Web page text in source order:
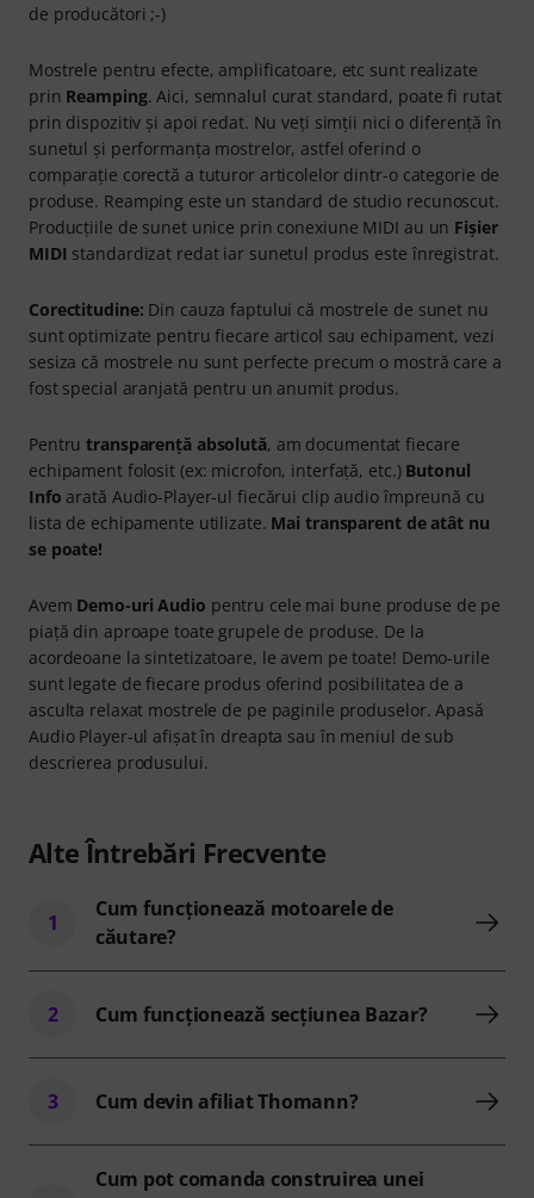
de producători ;-)
Mostrele pentru efecte, amplificatoare, etc sunt realizate
prin Reamping. Aici, semnalul curat standard, poate fi rutat
prin dispozitiv și apoi redat. Nu veți simții nici o diferență în
sunetul și performanța mostrelor, astfel oferind o
comparație corectă a tuturor articolelor dintr-o categorie de
produse. Reamping este un standard de studio recunoscut.
Producțiile de sunet unice prin conexiune MIDI au un Fișier
MIDI standardizat redat iar sunetul produs este înregistrat.
Corectitudine: Din cauza faptului că mostrele de sunet nu
sunt optimizate pentru fiecare articol sau echipament, vezi
sesiza că mostrele nu sunt perfecte precum o mostră care a
fost special aranjată pentru un anumit produs.
Pentru transparență absolută, am documentat fiecare
echipament folosit (ex: microfon, interfață, etc.) Butonul
Info arată Audio-Player-ul fiecărui clip audio împreună cu
lista de echipamente utilizate. Mai transparent de atât nu
se poate!
Avem Demo-uri Audio pentru cele mai bune produse de pe
piață din aproape toate grupele de produse. De la
acordeoane la sintetizatoare, le avem pe toate! Demo-urile
sunt legate de fiecare produs oferind posibilitatea de a
asculta relaxat mostrele de pe paginile produselor. Apasă
Audio Player-ul afișat în dreapta sau în meniul de sub
descrierea produsului.
Alte Întrebări Frecvente
1
Cum funcţionează motoarele de
căutare?
2 Cum funcţionează secţiunea Bazar?
3 Cum devin afiliat Thomann?
Cum pot comanda construirea unei